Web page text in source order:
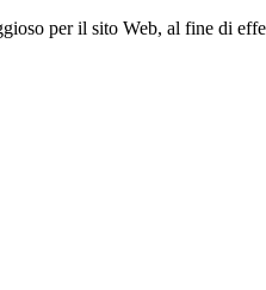
per il sito Web, al fine di